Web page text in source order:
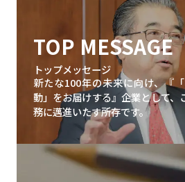
現場だより
退職者の皆様へ
協力業者の皆様へ
トップメッセージ
新たな100年の未来に向け、『
動」をお届けする』企業として、
務に邁進いたす所存です。